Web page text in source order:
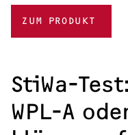
ZUM PRODUKT
StiWa-
WPL-A